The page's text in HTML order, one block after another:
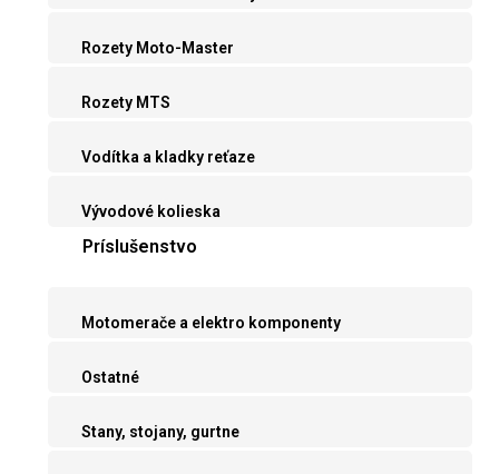
Rozety Moto-Master
Rozety MTS
Vodítka a kladky reťaze
Vývodové kolieska
Príslušenstvo
Motomerače a elektro komponenty
Ostatné
Stany, stojany, gurtne